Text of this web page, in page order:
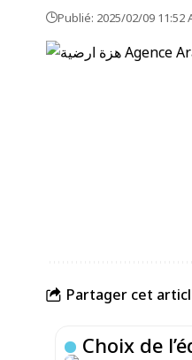
Publié: 2025/02/09 11:52
Partager cet
Choix de